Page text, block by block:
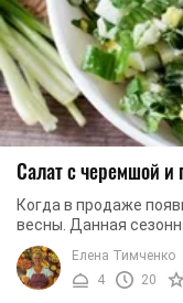
Салат с черемшой
Когда в продаже
весны. Данная
авитаминоза,
Елена Тимченко
4
20